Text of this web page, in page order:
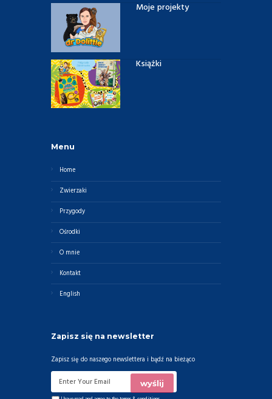
Moje projekty
Książki
Menu
Home
Zwierzaki
Przygody
Ośrodki
O mnie
Kontakt
English
Zapisz się na newsletter
Zapisz się do naszego newslettera i bądź na bieżąco